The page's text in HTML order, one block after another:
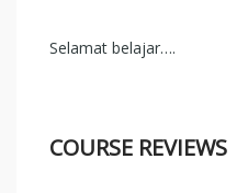
Selamat belajar….
COURSE REVIEWS